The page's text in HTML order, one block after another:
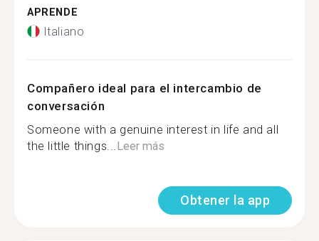
APRENDE
Italiano
Compañero ideal para el intercambio de
conversación
Someone with a genuine interest in life and all
the little things... Leer más
Obtener la app